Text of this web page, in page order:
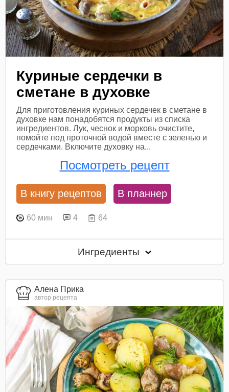
Куриные сердечки в
сметане в духовке
Для приготовления куриных сердечек в сметане в
духовке нам понадобятся продукты из списка
ингредиентов. Лук, чеснок и морковь очистите,
помойте под проточной водой вместе с зеленью и
сердечками. Включите духовку на...
Посмотреть рецепт
В книгу рецептов В планнер
60 мин 4 64
Ингредиенты
Алена Прика
автор рецепта